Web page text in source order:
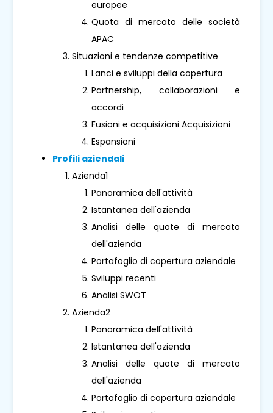
europee
Quota di mercato delle società
APAC
Situazioni e tendenze competitive
Lanci e sviluppi della copertura
Partnership, collaborazioni e
accordi
Fusioni e acquisizioni Acquisizioni
Espansioni
Profili aziendali
Azienda1
Panoramica dell'attività
Istantanea dell'azienda
Analisi delle quote di mercato
dell'azienda
Portafoglio di copertura aziendale
Sviluppi recenti
Analisi SWOT
Azienda2
Panoramica dell'attività
Istantanea dell'azienda
Analisi delle quote di mercato
dell'azienda
Portafoglio di copertura aziendale